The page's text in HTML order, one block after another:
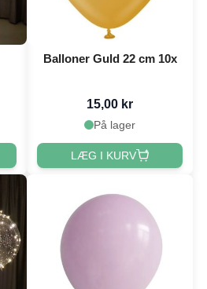
Balloner Guld 22 cm 10x
15,00 kr
På lager
LÆG I KURV